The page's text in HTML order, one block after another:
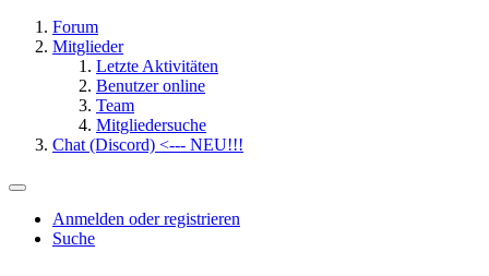
Forum
Mitglieder
Letzte Aktivitäten
Benutzer online
Team
Mitgliedersuche
Chat (Discord) <--- NEU!!!
Anmelden oder registrieren
Suche